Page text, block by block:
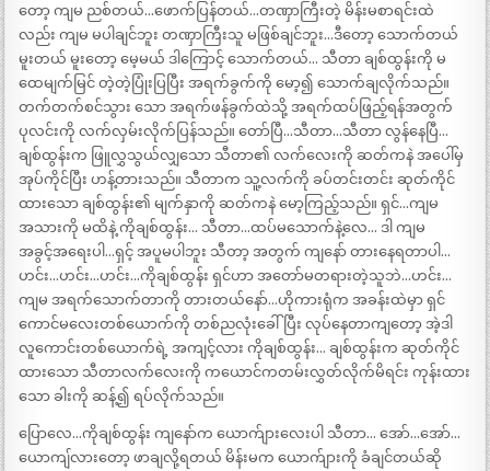
တော့ ကျမ ညစ်တယ်…ဖောက်ပြန်တယ်…တဏှာကြီးတဲ့ မိန်းမစာရင်းထဲ
လည်း ကျမ မပါချင်ဘူး တဏှာကြီးသူ မဖြစ်ချင်ဘူး…ဒီတော့ သောက်တယ်
မူးတယ် မူးတော့ မေ့မယ် ဒါကြောင့် သောက်တယ်… သီတာ ချစ်ထွန်းကို မ
ထေမျက်မြင် တဲ့တဲ့ပြုံးပြပြီး အရက်ခွက်ကို မော့၍ သောက်ချလိုက်သည်။
တက်တက်စင်သွား သော အရက်ဖန်ခွက်ထဲသို့ အရက်ထပ်ဖြည့်ရန်အတွက်
ပုလင်းကို လက်လှမ်းလိုက်ပြန်သည်။ တော်ပြီ…သီတာ…သီတာ လွန်နေပြီ…
ချစ်ထွန်းက ဖြူလွှသွယ်လျှသော သီတာ၏ လက်လေးကို ဆတ်ကနဲ အပေါ်မှ
အုပ်ကိုင်ပြီး ဟန့်တားသည်။ သီတာက သူ့လက်ကို ခပ်တင်းတင်း ဆုတ်ကိုင်
ထားသော ချစ်ထွန်း၏ မျက်နှာကို ဆတ်ကနဲ မော့ကြည့်သည်။ ရှင်…ကျမ
အသားကို မထိနဲ့ ကိုချစ်ထွန်း… သီတာ…ထပ်မသောက်နဲ့လေ… ဒါ ကျမ
အခွင့်အရေးပါ…ရှင့် အပူမပါဘူး သီတာ့ အတွက် ကျနော် တားနေရတာပါ…
ဟင်း…ဟင်း…ဟင်း…ကိုချစ်ထွန်း ရှင်ဟာ အတော်မတရားတဲ့သူဘဲ…ဟင်း…
ကျမ အရက်သောက်တာကို တားတယ်နော်…ဟိုကားရုံက အခန်းထဲမှာ ရှင်
ကောင်မလေးတစ်ယောက်ကို တစ်ညလုံးခေါ်ပြီး လုပ်နေတာကျတော့ အဲ့ဒါ
လူကောင်းတစ်ယောက်ရဲ့ အကျင့်လား ကိုချစ်ထွန်း… ချစ်ထွန်းက ဆုတ်ကိုင်
ထားသော သီတာလက်လေးကို ကယောင်ကတမ်းလွှတ်လိုက်မိရင်း ကုန်းထား
သော ခါးကို ဆန့်၍ ရပ်လိုက်သည်။
ပြောလေ…ကိုချစ်ထွန်း ကျနော်က ယောက်ျားလေးပါ သီတာ… အော်…အော်…
ယောကျ်လားတော့ ဖာချလို့ရတယ် မိန်းမက ယောက်ျားကို ခံချင်တယ်ဆို